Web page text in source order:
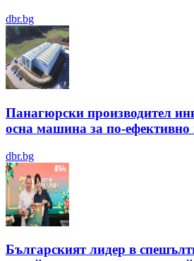
dbr.bg
Панагюрски производител
осна машина за по-ефективно
dbr.bg
Българският лидер в